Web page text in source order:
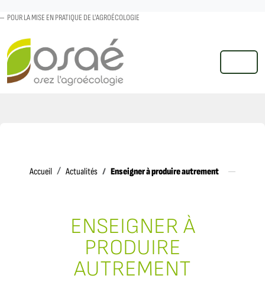
POUR LA MISE EN PRATIQUE DE L'AGROÉCOLOGIE
MENU
Accueil AccueilActualités Enseigner à produire autrement
ENSEIGNER À
PRODUIRE
AUTREMENT